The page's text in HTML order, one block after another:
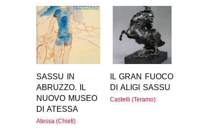
SASSU IN
ABRUZZO. IL
NUOVO MUSEO
DI ATESSA
Atessa (Chieti)
IL GRAN FUOCO
DI ALIGI SASSU
Castelli (Teramo)